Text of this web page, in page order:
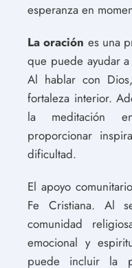
esperanza en
La oración es una
que puede ayudar
Al hablar con
fortaleza interior.
la meditación
proporcionar
dificultad.
El apoyo
Fe Cristiana. Al
comunidad
emocional y
puede incluir la